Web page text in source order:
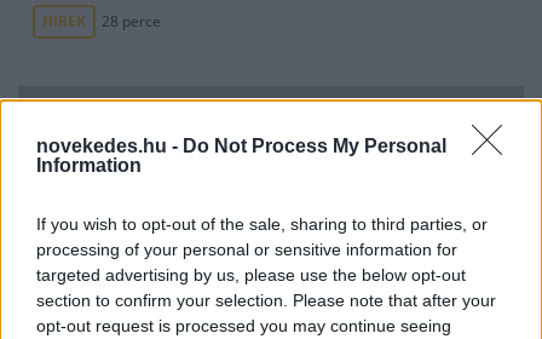
novekedes.hu - Do Not Process My Personal
Information
If you wish to opt-out of the sale, sharing to third parties, or
processing of your personal or sensitive information for
targeted advertising by us, please use the below opt-out
section to confirm your selection. Please note that after your
opt-out request is processed you may continue seeing
HÍREK 28 perce
Olasz lap: dzsihadista hálózatokra és a ceutai
bevándorlás biztonsági kockázataira